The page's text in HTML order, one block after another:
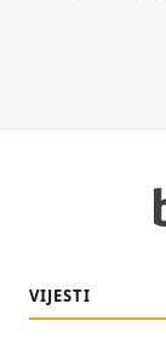
VIJESTI